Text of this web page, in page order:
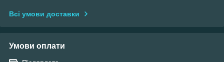
Всі умови доставки
Умови оплати